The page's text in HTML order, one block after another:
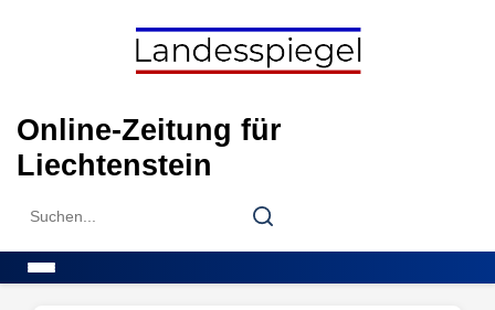
Online-Zeitung für
Liechtenstein
Search
Search